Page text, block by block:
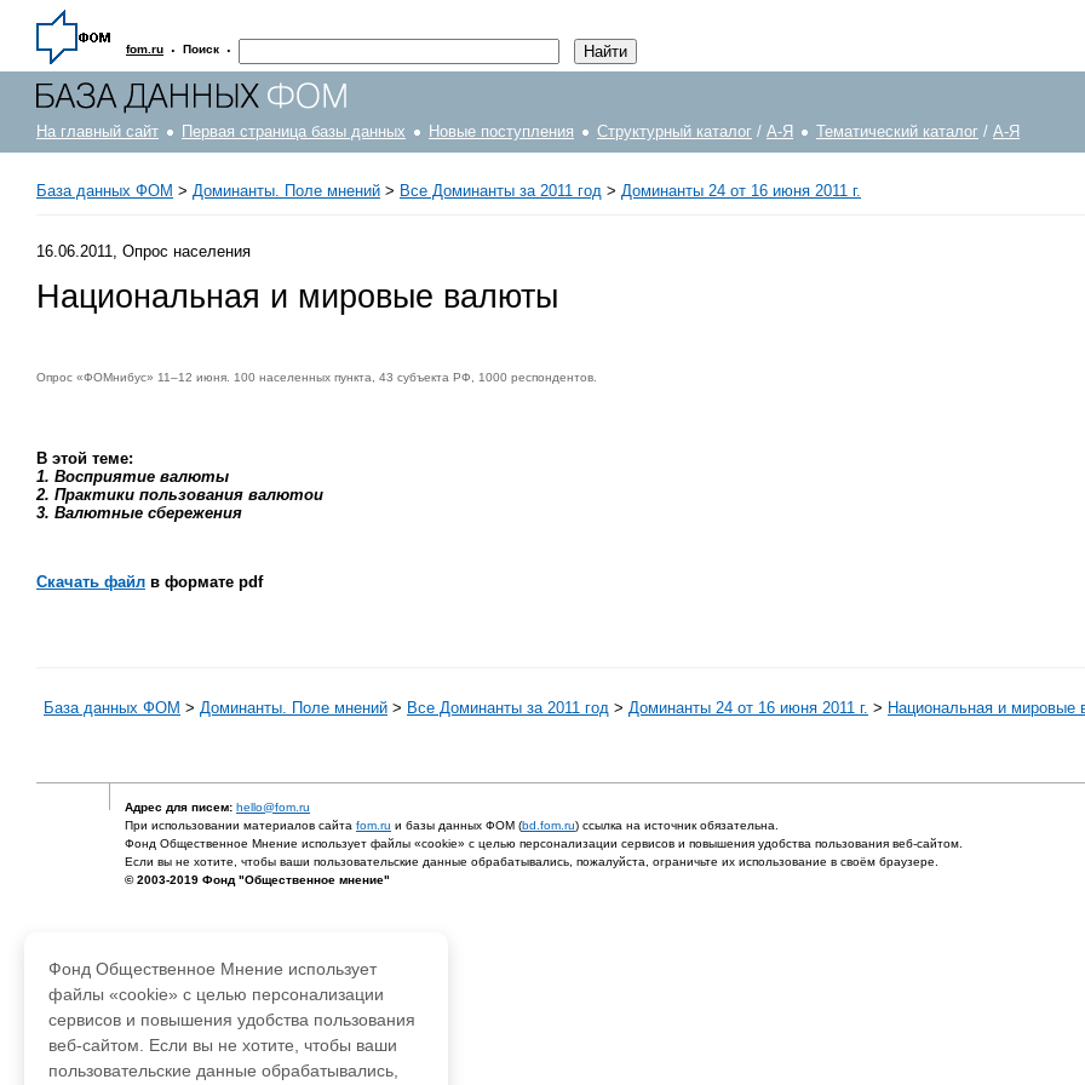
fom.ru · Поиск ·
На главный сайт Первая страница базы данных Новые поступления Структурный каталог / А-Я Тематический каталог / А-Я
База данных ФОМ > Доминанты. Поле мнений > Все Доминанты за 2011 год > Доминанты 24 от 16 июня 2011 г.
16.06.2011, Опрос населения
Национальная и мировые валюты
Опрос «ФОМнибус» 11–12 июня. 100 населенных пункта, 43 субъекта РФ, 1000 респондентов.
В этой теме:
1. Восприятие валюты
2. Практики пользования валютои
3. Валютные сбережения
Скачать файл в формате pdf
База данных ФОМ > Доминанты. Поле мнений > Все Доминанты за 2011 год > Доминанты 24 от 16 июня 2011 г. > Национальная и мировые
Адрес для писем: hello@fom.ru
При использовании материалов сайта fom.ru и базы данных ФОМ (bd.fom.ru) ссылка на источник обязательна.
Фонд Общественное Мнение использует файлы «cookie» с целью персонализации сервисов и повышения удобства пользования веб-сайтом.
Если вы не хотите, чтобы ваши пользовательские данные обрабатывались, пожалуйста, ограничьте их использование в своём браузере.
© 2003-2019 Фонд "Общественное мнение"
Фонд Общественное Мнение использует
файлы «cookie» с целью персонализации
сервисов и повышения удобства пользования
веб-сайтом. Если вы не хотите, чтобы ваши
пользовательские данные обрабатывались,